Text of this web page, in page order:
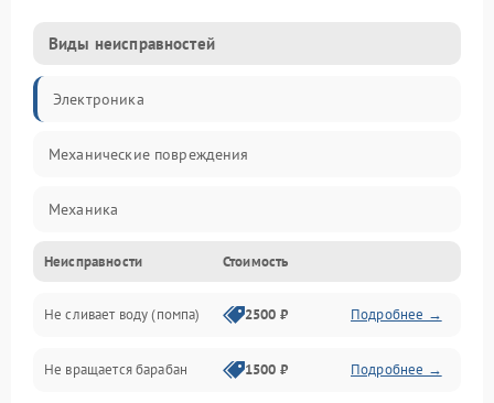
Виды неисправностей
Электроника
Механические повреждения
Механика
Электропитание
Водоснабжение
Слив
Неисправности Стоимость
Не сливает воду (помпа) 2500 ₽ Подробнее →
Не вращается барабан 1500 ₽ Подробнее →